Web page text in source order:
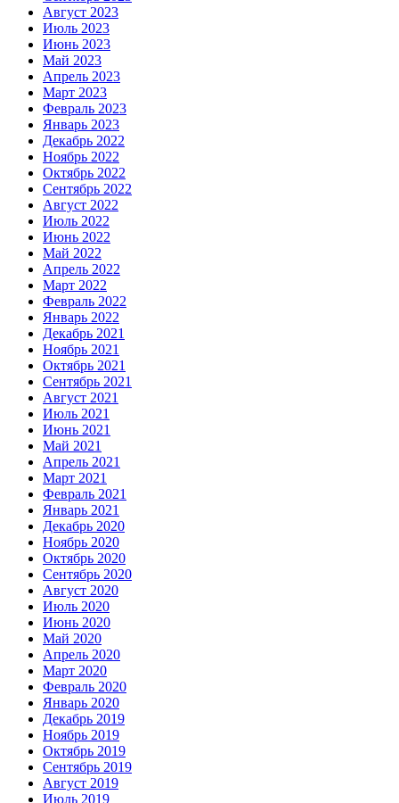
Август 2023
Июль 2023
Июнь 2023
Май 2023
Апрель 2023
Март 2023
Февраль 2023
Январь 2023
Декабрь 2022
Ноябрь 2022
Октябрь 2022
Сентябрь 2022
Август 2022
Июль 2022
Июнь 2022
Май 2022
Апрель 2022
Март 2022
Февраль 2022
Январь 2022
Декабрь 2021
Ноябрь 2021
Октябрь 2021
Сентябрь 2021
Август 2021
Июль 2021
Июнь 2021
Май 2021
Апрель 2021
Март 2021
Февраль 2021
Январь 2021
Декабрь 2020
Ноябрь 2020
Октябрь 2020
Сентябрь 2020
Август 2020
Июль 2020
Июнь 2020
Май 2020
Апрель 2020
Март 2020
Февраль 2020
Январь 2020
Декабрь 2019
Ноябрь 2019
Октябрь 2019
Сентябрь 2019
Август 2019
Июль 2019